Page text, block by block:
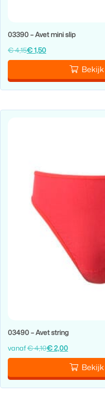
03390 – Avet mini slip
€4,15€1,50
03490 – Avet string
vanaf€4,10€2,00